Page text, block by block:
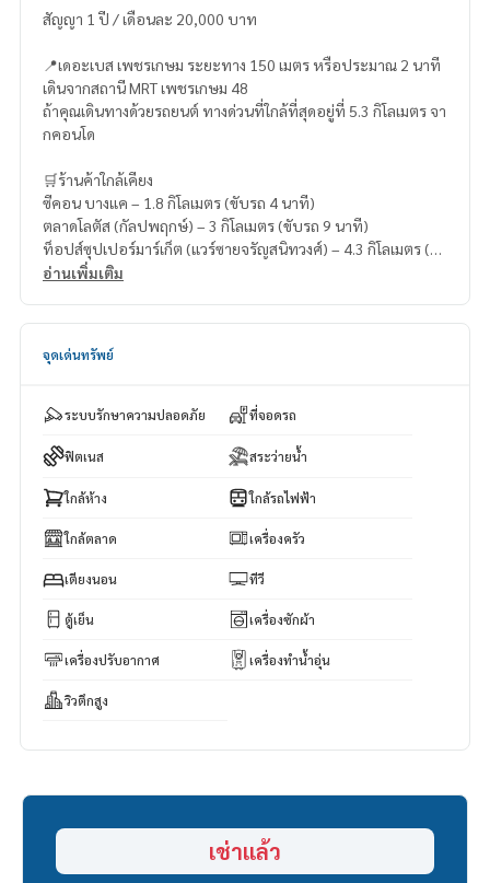
สัญญา 1 ปี / เดือนละ 20,000 บาท
📍เดอะเบส เพชรเกษม ระยะทาง 150 เมตร หรือประมาณ 2 นาที
เดินจากสถานี MRT เพชรเกษม 48
ถ้าคุณเดินทางด้วยรถยนต์ ทางด่วนที่ใกล้ที่สุดอยู่ที่ 5.3 กิโลเมตร จา
กคอนโด
🛒ร้านค้าใกล้เคียง
ซีคอน บางแค – 1.8 กิโลเมตร (ขับรถ 4 นาที)
ตลาดโลตัส (กัลปพฤกษ์) – 3 กิโลเมตร (ขับรถ 9 นาที)
ท็อปส์ซุปเปอร์มาร์เก็ต (แวร์ซายจรัญสนิทวงศ์) – 4.3 กิโลเมตร (ขั
บรถ 12 นาที)
อ่านเพิ่มเติม
จุดเด่นทรัพย์
ระบบรักษาความปลอดภัย ที่จอดรถ
ฟิตเนส สระว่ายน้ำ
ใกล้ห้าง ใกล้รถไฟฟ้า
ใกล้ตลาด เครื่องครัว
เตียงนอน ทีวี
ตู้เย็น เครื่องซักผ้า
เครื่องปรับอากาศ เครื่องทำน้ำอุ่น
วิวตึกสูง
เช่าแล้ว